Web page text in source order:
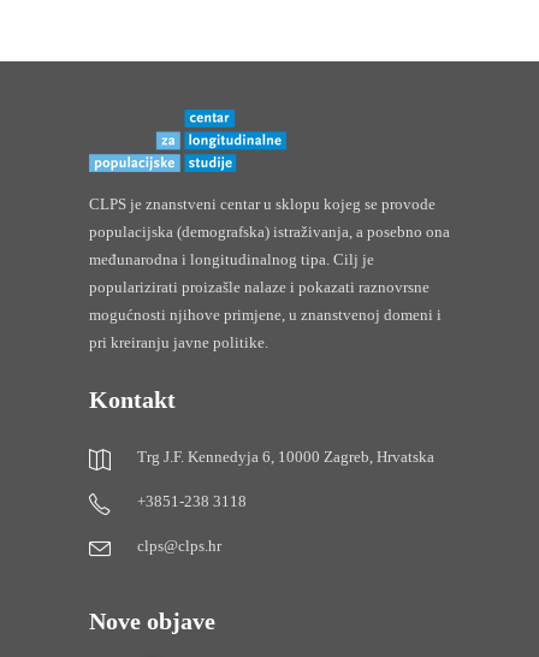
CLPS je znanstveni centar u sklopu kojeg se provode
populacijska (demografska) istraživanja, a posebno ona
međunarodna i longitudinalnog tipa. Cilj je
popularizirati proizašle nalaze i pokazati raznovrsne
mogućnosti njihove primjene, u znanstvenoj domeni i
pri kreiranju javne politike.
Kontakt
Trg J.F. Kennedyja 6, 10000 Zagreb, Hrvatska
+3851-238 3118
clps@clps.hr
Nove objave